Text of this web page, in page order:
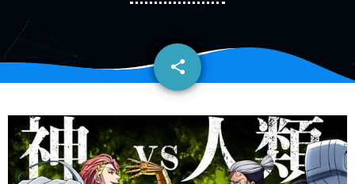
share
email